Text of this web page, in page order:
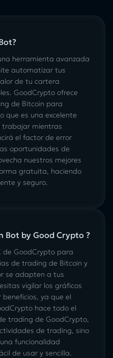
herramienta avanzada
automatizar tus
de tu cartera
GoodCrypto ofrece
de Bitcoin para
que es una excelente
mientras
el factor de error
oportunidades de
nuestros mejores
gratuita, haciendo
y seguro.
Bot by Good Crypto ?
de GoodCrypto para
de trading de Bitcoin y
se adapten a tus
vigilar los gráficos
ya que el
hace todo el
trading de GoodCrypto,
de trading, sino
funcionalidad
de usar y sencilla.